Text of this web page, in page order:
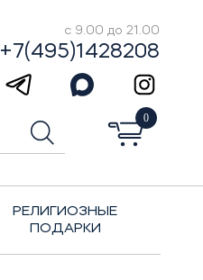
с 9.00 до 21.00
+7(495)1428208
0
РЕЛИГИОЗНЫЕ
ПОДАРКИ